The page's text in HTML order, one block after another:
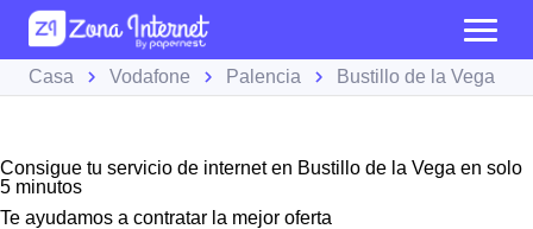
Casa Vodafone Palencia Bustillo de la Vega
Consigue tu servicio de internet en Bustillo de la Vega en solo
5 minutos
Te ayudamos a contratar la mejor oferta